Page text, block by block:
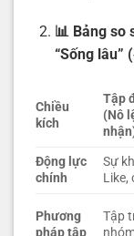
📊 Bảng so
“Sống lâu”
Chiều
kích
Tập
(Nô
Động lực
chính
Sự
Like,
Phương
pháp tập
Tập